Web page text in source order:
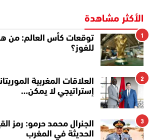
الأكثر مشاهدة
1
توقعات كأس العالم: من
للفوز؟
2
العلاقات المغربية
إستراتيجي لا يمكن…
3
الجنرال محمد حرمو: رمز
الحديثة في المغرب